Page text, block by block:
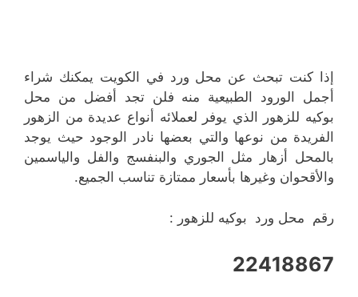
إذا كنت تبحث عن محل ورد في الكويت يمكنك شراء
أجمل الورود الطبيعية منه فلن تجد أفضل من محل
بوكيه للزهور الذي يوفر لعملائه أنواع عديدة من الزهور
الفريدة من نوعها والتي بعضها نادر الوجود حيث يوجد
بالمحل أزهار مثل الجوري والبنفسج والفل والياسمين
والأقحوان وغيرها بأسعار ممتازة تناسب الجميع.
رقم محل ورد بوكيه للزهور :
22418867